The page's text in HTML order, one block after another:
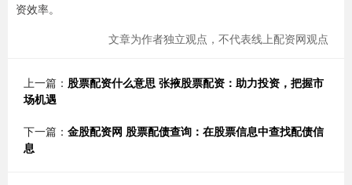
资效率。
文章为作者独立观点，不代表线上配资网观点
上一篇： 股票配资什么意思 张掖股票配资：助力投资，把握市
场机遇
下一篇： 金股配资网 股票配债查询：在股票信息中查找配债信
息